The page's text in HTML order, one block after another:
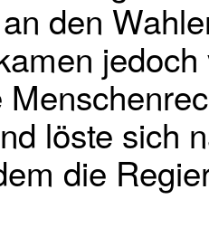
den
löste sich
die